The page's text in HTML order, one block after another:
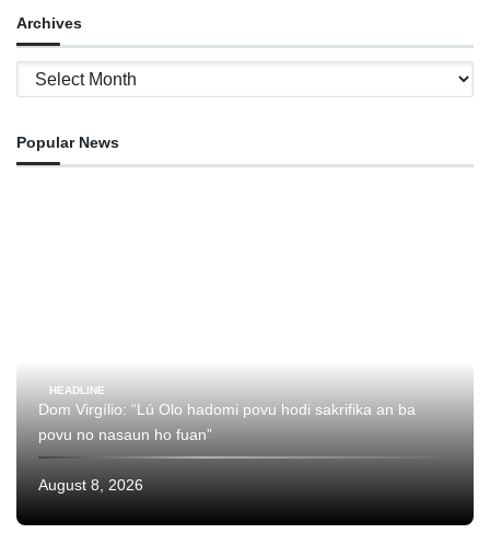
Archives
Archives
Popular News
HEADLINE
Dom Virgílio: “Lú Olo hadomi povu hodi sakrifika an ba
povu no nasaun ho fuan”
August 8, 2026